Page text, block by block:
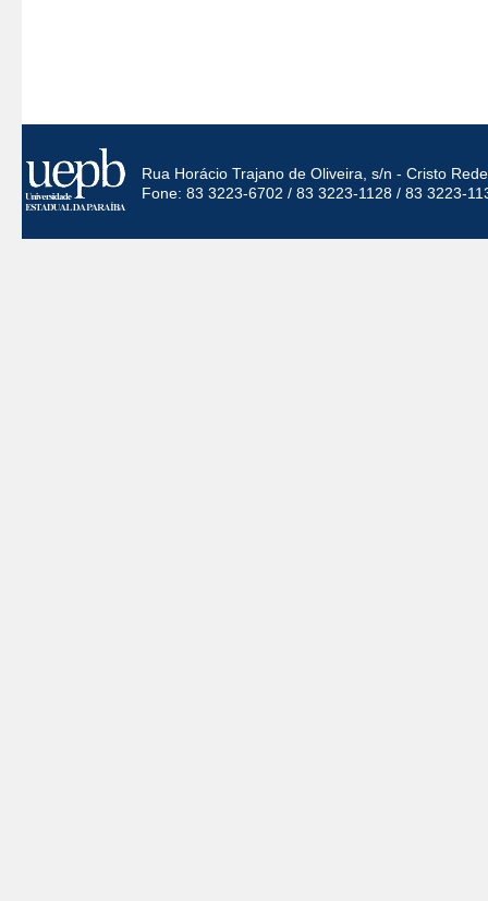
Rua Horácio Trajano de Oliveira, s/n - Cristo
Fone: 83 3223-6702 / 83 3223-1128 / 83 3223-